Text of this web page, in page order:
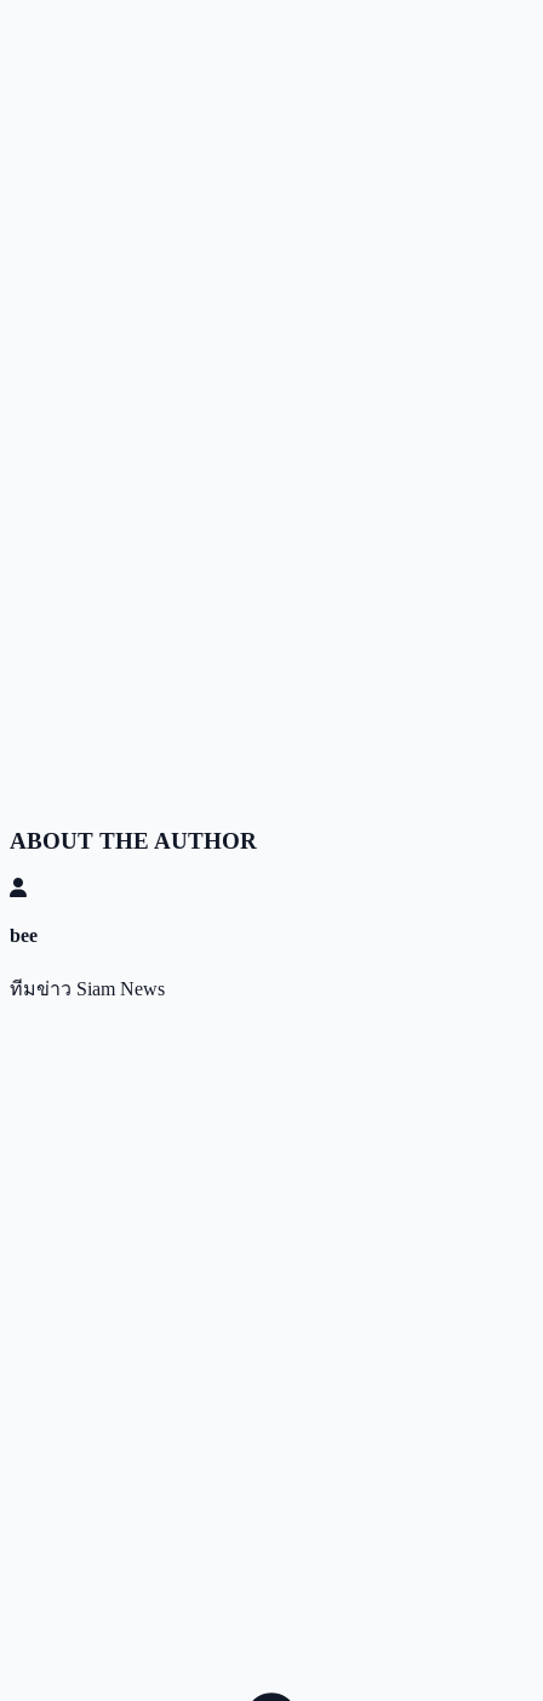
ABOUT THE AUTHOR
bee
ทีมข่าว Siam News